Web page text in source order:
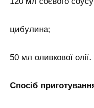
цибулина;
50 мл оливкової олії.
Спосіб